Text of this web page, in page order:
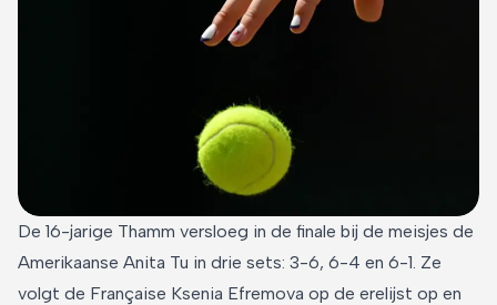
De 16-jarige Thamm versloeg in de finale bij de meisjes de
Amerikaanse Anita Tu in drie sets: 3-6, 6-4 en 6-1. Ze
volgt de Française Ksenia Efremova op de erelijst op en